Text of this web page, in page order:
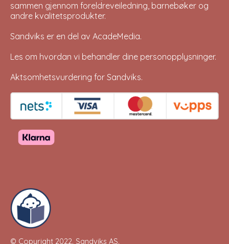
sammen gjennom foreldreveiledning, barnebøker og
andre kvalitetsprodukter.
Sandviks er en del av AcadeMedia.
Les om hvordan vi behandler dine personopplysninger.
Aktsomhetsvurdering for Sandviks.
© Copyright 2022. Sandviks AS.